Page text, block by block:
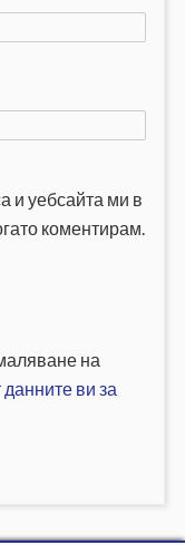
и уебсайта ми в
коментирам.
на
ви за